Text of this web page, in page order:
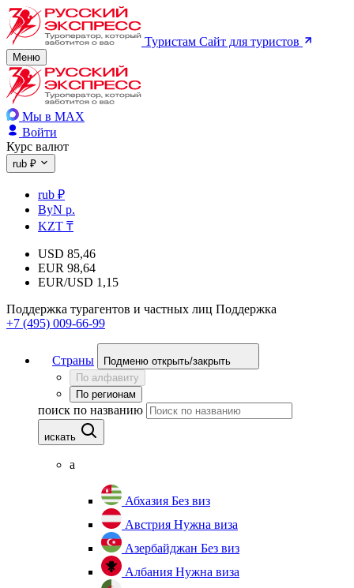
Туристам Сайт для туристов
Меню
Мы в MAX
Войти
Курс валют
rub ₽
rub ₽
ByN р.
KZT ₸
USD 85,46
EUR 98,64
EUR/USD 1,15
Поддержка турагентов и частных лиц Поддержка
+7 (495) 009-66-99
Страны
Подменю открыть/закрыть
По алфавиту
По регионам
поиск по названию
искать
а
Абхазия Без виз
Австрия Нужна виза
Азербайджан Без виз
Албания Нужна виза